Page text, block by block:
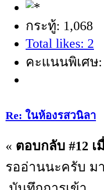
กระทู้: 1,068
Total likes: 2
คะแนนพิเศษ:
Re: ในห้องรสวนิลา
« ตอบกลับ #12 เ
รออ่านนะครับ ม